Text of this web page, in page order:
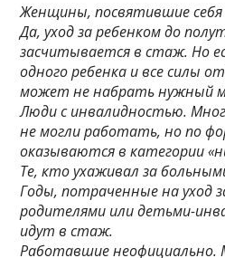
Женщины, посвятившие
Да, уход за ребенком до
засчитывается в стаж. Но
одного ребенка и все силы
может не набрать нужный
Люди с инвалидностью.
не могли работать, но по
оказываются в категории
Те, кто ухаживал за
Годы, потраченные на уход
родителями или детьми-
идут в стаж.
Работавшие неофициально.